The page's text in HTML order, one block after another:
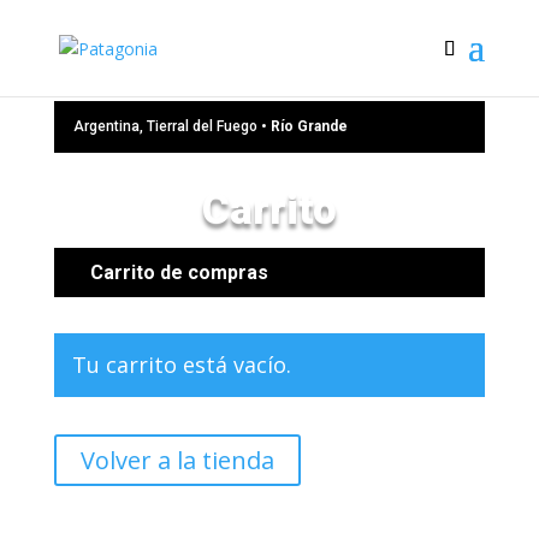
Argentina, Tierral del Fuego • Río Grande
Carrito
Carrito de compras
Tu carrito está vacío.
Volver a la tienda